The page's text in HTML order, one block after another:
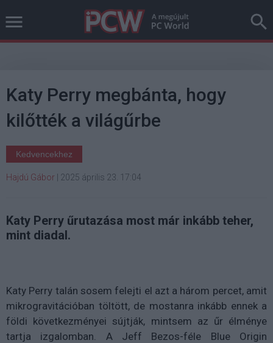
Katy Perry megbánta, hogy
kilőtték a világűrbe
Kedvencekhez
Hajdú Gábor 2025 április 23. 17:04
Katy Perry űrutazása most már inkább teher,
mint diadal.
Katy Perry talán sosem felejti el azt a három percet, amit
mikrogravitációban töltött, de mostanra inkább ennek a
földi következményei sújtják, mintsem az űr élménye
tartja izgalomban. A Jeff Bezos-féle Blue Origin